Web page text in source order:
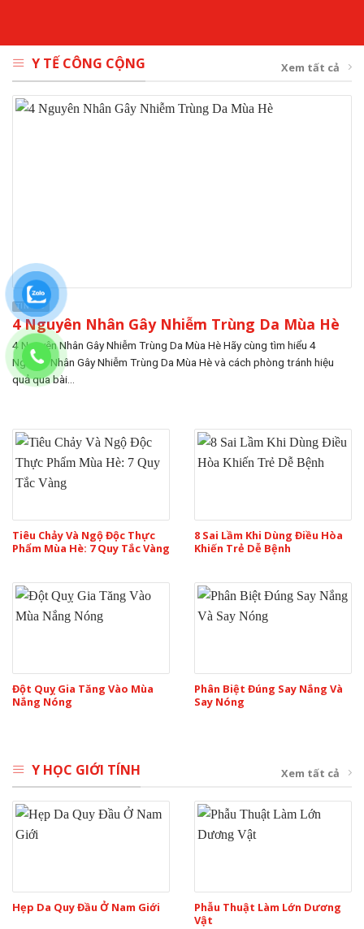
Y TẾ CÔNG CỘNG Xem tất cả
TIN TỨC
4 Nguyên Nhân Gây Nhiễm Trùng Da Mùa Hè
4 Nguyên Nhân Gây Nhiễm Trùng Da Mùa Hè Hãy cùng tìm hiểu 4
Nguyên Nhân Gây Nhiễm Trùng Da Mùa Hè và cách phòng tránh hiệu
quả qua bài...
Tiêu Chảy Và Ngộ Độc Thực
Phẩm Mùa Hè: 7 Quy Tắc Vàng
8 Sai Lầm Khi Dùng Điều Hòa
Khiến Trẻ Dễ Bệnh
Đột Quỵ Gia Tăng Vào Mùa
Nắng Nóng
Phân Biệt Đúng Say Nắng Và
Say Nóng
Y HỌC GIỚI TÍNH Xem tất cả
Hẹp Da Quy Đầu Ở Nam Giới
Phẫu Thuật Làm Lớn Dương
Vật